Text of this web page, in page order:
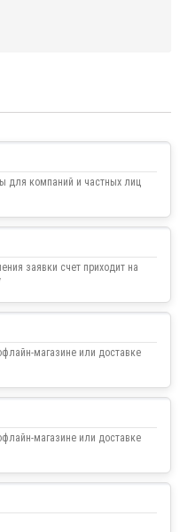
для компаний и частных лиц
заявки счет приходит на
магазине или доставке
магазине или доставке